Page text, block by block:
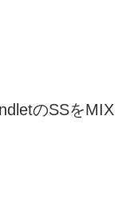
のSSをMIX